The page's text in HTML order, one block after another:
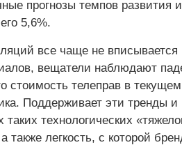
прогнозы темпов развития
5,6%.
все чаще не вписывается
вещатели наблюдают
стоимость телеправ в
Поддерживает эти тренды
технологических
также легкость, с которой